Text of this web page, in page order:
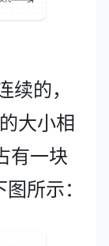
续的，
大小相
有一块
所示：